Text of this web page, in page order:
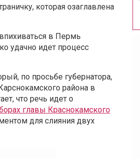
которая озаглавлена
в Пермь
удачно идет процесс
по просьбе губернатора,
района в
что речь идет о
главы Краснокамского
для слияния двух